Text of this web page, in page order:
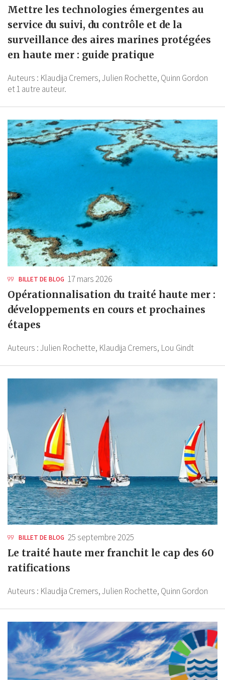
Mettre les technologies émergentes au
service du suivi, du contrôle et de la
surveillance des aires marines protégées
en haute mer : guide pratique
Auteurs : Klaudija Cremers,Julien Rochette, Quinn Gordon
et 1 autre auteur.
BILLET DE BLOG 17 mars 2026
Opérationnalisation du traité haute mer :
développements en cours et prochaines
étapes
Auteurs :Julien Rochette, Klaudija Cremers, Lou Gindt
BILLET DE BLOG 25 septembre 2025
Le traité haute mer franchit le cap des 60
ratifications
Auteurs : Klaudija Cremers,Julien Rochette, Quinn Gordon